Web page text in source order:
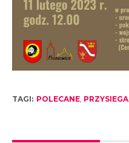
TAGI: POLECANE, PRZYSIEGA,